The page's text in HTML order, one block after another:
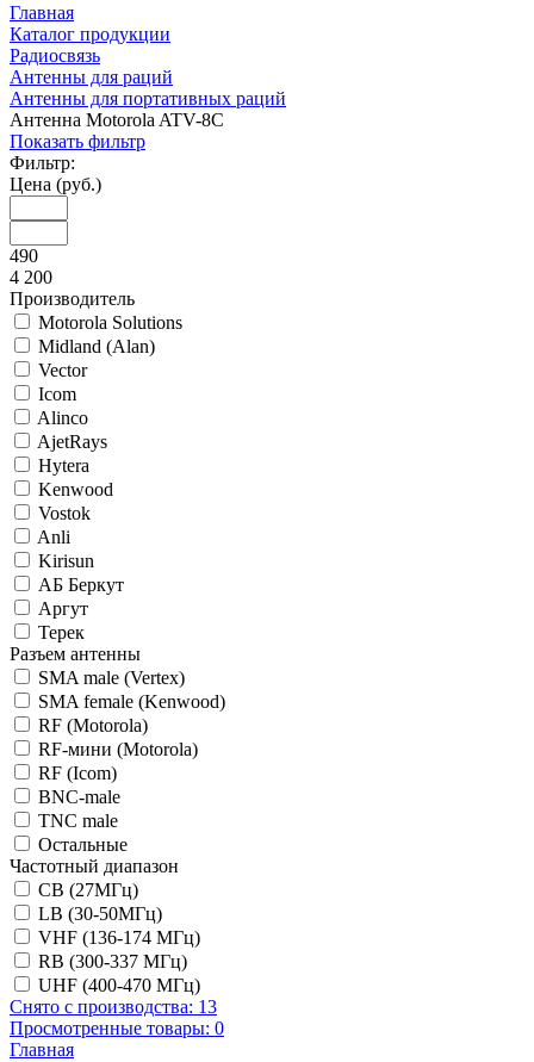
Главная
Каталог продукции
Радиосвязь
Антенны для раций
Антенны для портативных раций
Антенна Motorola ATV-8C
Показать фильтр
Фильтр:
Цена (руб.)
490
4 200
Производитель
Motorola Solutions
Midland (Alan)
Vector
Icom
Alinco
AjetRays
Hytera
Kenwood
Vostok
Anli
Kirisun
АБ Беркут
Аргут
Терек
Разъем антенны
SMA male (Vertex)
SMA female (Kenwood)
RF (Motorola)
RF-мини (Motorola)
RF (Icom)
BNC-male
TNC male
Остальные
Частотный диапазон
CB (27МГц)
LB (30-50МГц)
VHF (136-174 МГц)
RB (300-337 МГц)
UHF (400-470 МГц)
Снято с производства: 13
Просмотренные товары: 0
Главная